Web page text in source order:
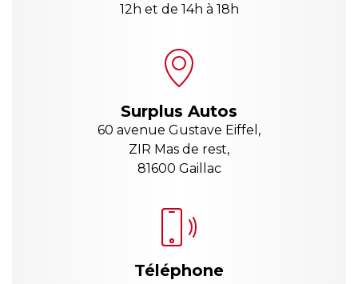
12h et de 14h à 18h
Surplus Autos
60 avenue Gustave Eiffel,
ZIR Mas de rest,
81600 Gaillac
Téléphone